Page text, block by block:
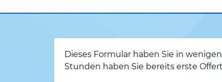
Dieses Formular haben Sie in
Stunden haben Sie bereits erste